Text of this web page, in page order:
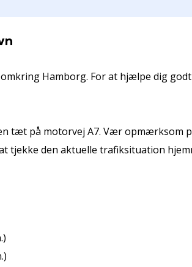
Hamborg. For at hjælpe dig
på motorvej A7. Vær opmærksom
tjekke den aktuelle trafiksituation